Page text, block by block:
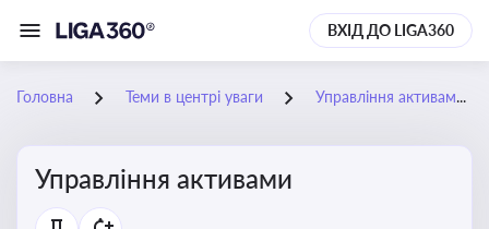
ВХІД ДО LIGA360
Головна Теми в центрі уваги Управління активами
Управління активами